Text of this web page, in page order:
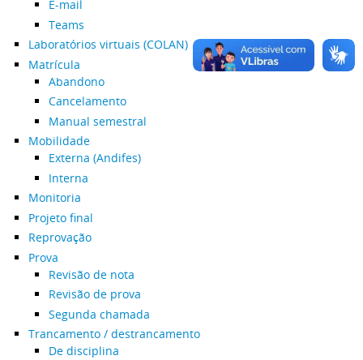
E-mail
Teams
Laboratórios virtuais (COLAN)
Matrícula
Abandono
Cancelamento
Manual semestral
Mobilidade
Externa (Andifes)
Interna
Monitoria
Projeto final
Reprovação
Prova
Revisão de nota
Revisão de prova
Segunda chamada
Trancamento / destrancamento
De disciplina